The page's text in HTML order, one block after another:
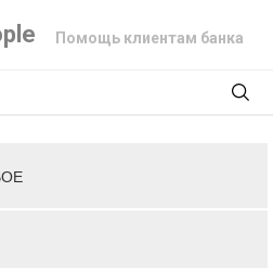
Помощь клиентам банка